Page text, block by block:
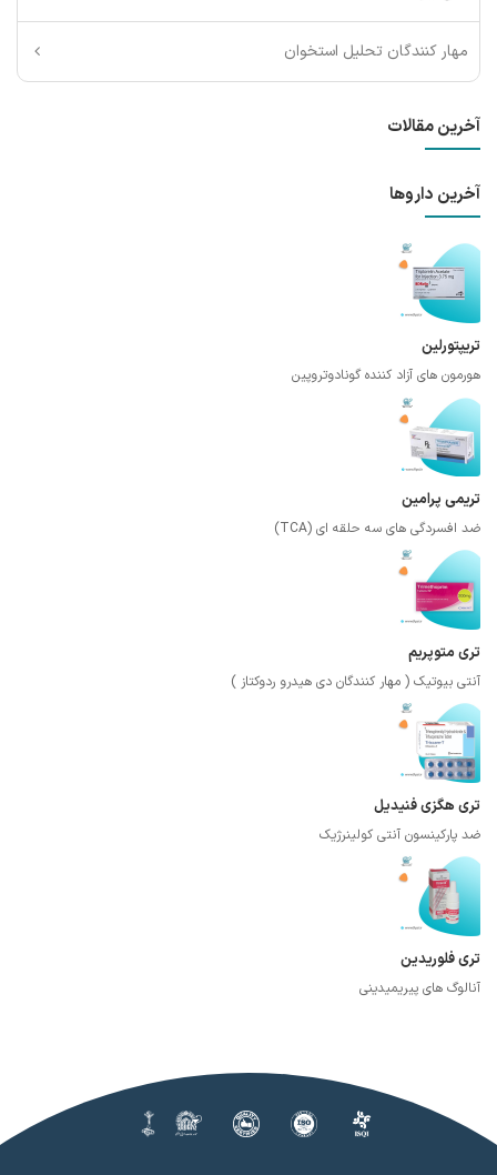
مهار کنندگان تحلیل استخوان
آخرین مقالات
آخرین داروها
تریپتورلین
هورمون های آزاد کننده گونادوتروپین
تریمی پرامین
ضد افسردگی های سه حلقه ای (TCA)
تری متوپریم
آنتی بیوتیک ( مهار کنندگان دی هیدرو ردوکتاز )
تری هگزی فنیدیل
ضد پارکینسون آنتی کولینرژیک
تری فلوریدین
آنالوگ های پیریمیدینی